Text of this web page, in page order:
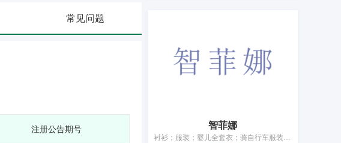
常见问题
注册公告期号 智菲娜
衬衫；服装；婴儿全套衣；骑自行车服装；鞋；帽；袜；手套（服装）；围巾；婚纱